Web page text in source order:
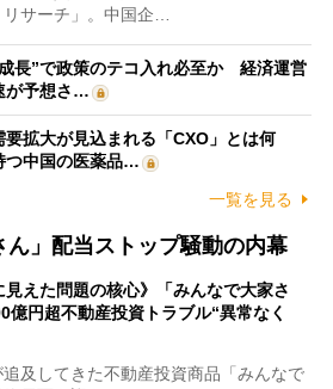
リサーチ」。中国企…
長”で政策のテコ入れ必至か 経済運営
が予想さ…
要拡大が見込まれる「CXO」とは何
中国の医薬品…
一覧を見る
ん」配当ストップ騒動の内幕
見えた問題の核心》「みんなで大家さ
億円超不動産投資トラブル“異常なく
及してきた不動産投資商品「みんなで